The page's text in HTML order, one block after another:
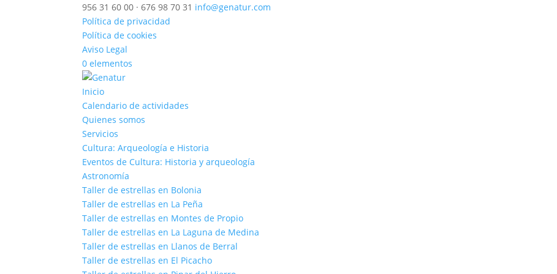
956 31 60 00 · 676 98 70 31 info@genatur.com
Política de privacidad
Política de cookies
Aviso Legal
0 elementos
Inicio
Calendario de actividades
Quienes somos
Servicios
Cultura: Arqueología e Historia
Eventos de Cultura: Historia y arqueología
Astronomía
Taller de estrellas en Bolonia
Taller de estrellas en La Peña
Taller de estrellas en Montes de Propio
Taller de estrellas en La Laguna de Medina
Taller de estrellas en Llanos de Berral
Taller de estrellas en El Picacho